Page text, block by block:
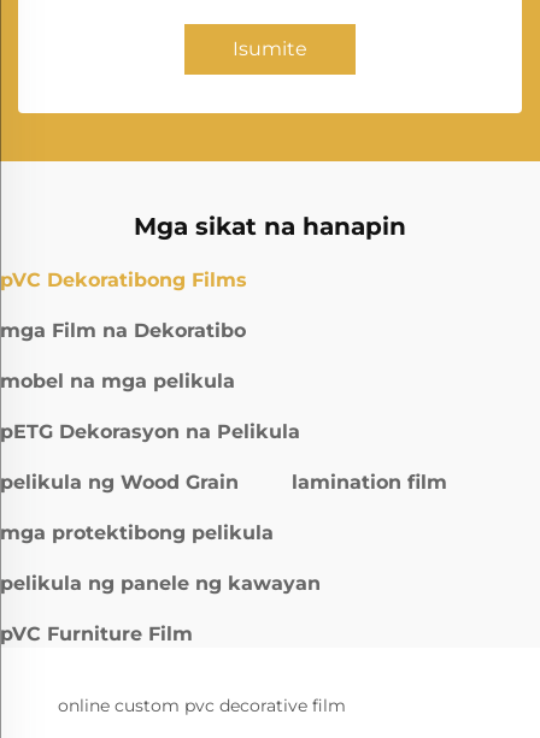
Isumite
Mga sikat na hanapin
pVC Dekoratibong Films
mga Film na Dekoratibo
mobel na mga pelikula
pETG Dekorasyon na Pelikula
pelikula ng Wood Grain lamination film
mga protektibong pelikula
pelikula ng panele ng kawayan
pVC Furniture Film
online custom pvc decorative film